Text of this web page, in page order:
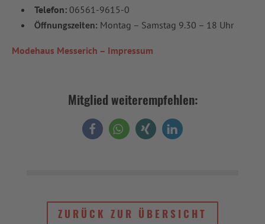
Telefon: 06561-9615-0
Öffnungszeiten: Montag – Samstag 9.30 – 18 Uhr
Modehaus Messerich – Impressum
Mitglied weiterempfehlen: